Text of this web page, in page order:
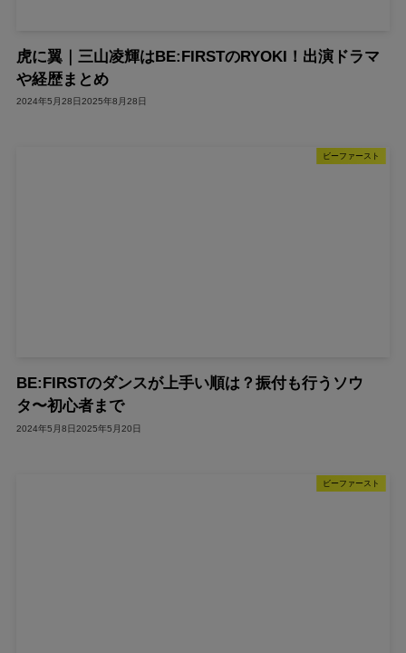
虎に翼｜三山凌輝はBE:FIRSTのRYOKI！出演ドラマ
や経歴まとめ
2024年5月28日 2025年8月28日
ビーファースト
BE:FIRSTのダンスが上手い順は？振付も行うソウ
タ〜初心者まで
2024年5月8日 2025年5月20日
ビーファースト